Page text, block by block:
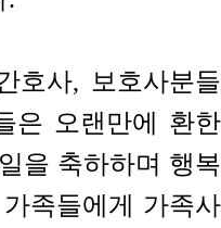
호사, 보호사분들
은 오랜만에 환한
을 축하하며 행복
족들에게 가족사